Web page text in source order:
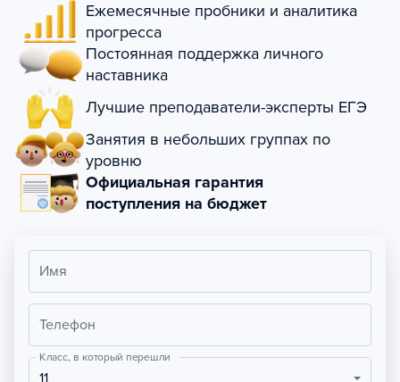
Ежемесячные пробники и аналитика
прогресса
Постоянная поддержка личного
наставника
Лучшие преподаватели-эксперты ЕГЭ
Занятия в небольших группах по
уровню
Официальная гарантия
поступления на бюджет
Имя
Телефон
Класс, в который перешли
11